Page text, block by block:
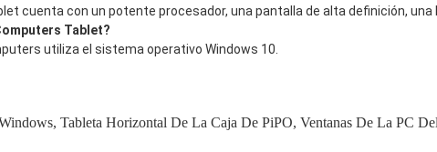
cuenta con un potente procesador, una pantalla de alta definición, una
Tablet?
utiliza el sistema operativo Windows 10.
, Tableta Horizontal De La Caja De PiPO, Ventanas De La PC